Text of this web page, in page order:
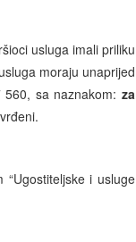
usluga imali priliku
moraju unaprijed
sa naznakom: za
i usluge